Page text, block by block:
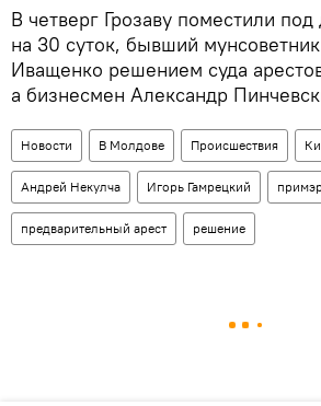
В четверг Грозаву поместили
на 30 суток, бывший
Иващенко решением суда
а бизнесмен Александр
Новости В Молдове Происшествия
Андрей Некулча Игорь Гамрецкий
предварительный арест решение